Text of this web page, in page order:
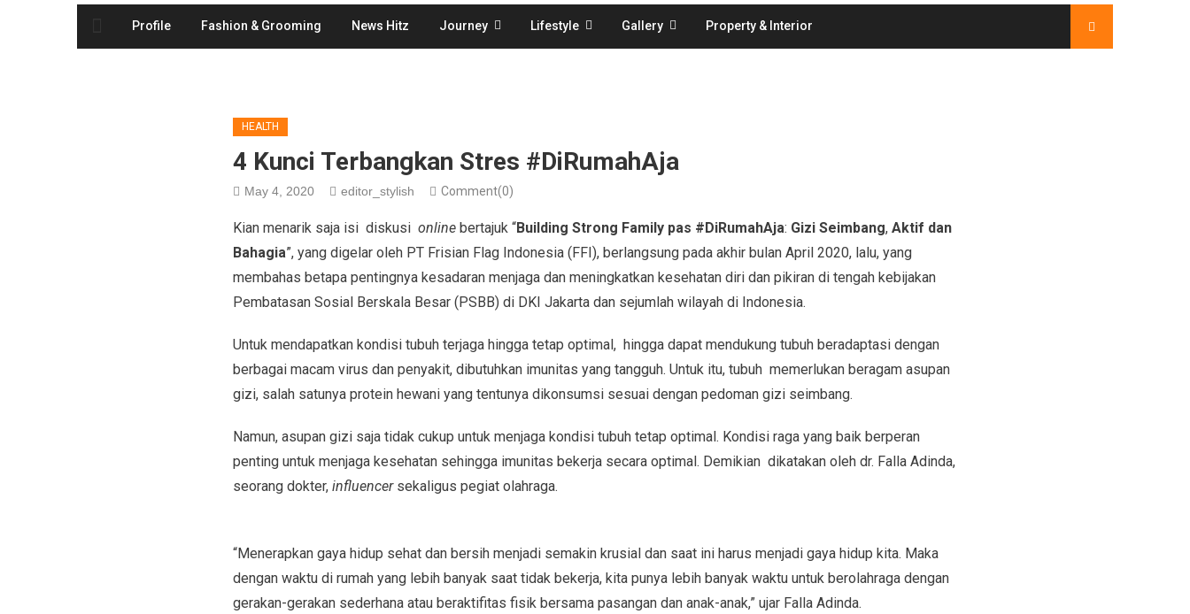
Profile Fashion & Grooming News Hitz Journey Lifestyle Gallery Property & Interior
HEALTH
4 Kunci Terbangkan Stres #DiRumahAja
May 4, 2020 editor_stylish Comment(0)
Kian menarik saja isi diskusi online bertajuk “Building Strong Family pas #DiRumahAja: Gizi Seimbang, Aktif dan
Bahagia”, yang digelar oleh PT Frisian Flag Indonesia (FFI), berlangsung pada akhir bulan April 2020, lalu, yang
membahas betapa pentingnya kesadaran menjaga dan meningkatkan kesehatan diri dan pikiran di tengah kebijakan
Pembatasan Sosial Berskala Besar (PSBB) di DKI Jakarta dan sejumlah wilayah di Indonesia.
Untuk mendapatkan kondisi tubuh terjaga hingga tetap optimal, hingga dapat mendukung tubuh beradaptasi dengan
berbagai macam virus dan penyakit, dibutuhkan imunitas yang tangguh. Untuk itu, tubuh memerlukan beragam asupan
gizi, salah satunya protein hewani yang tentunya dikonsumsi sesuai dengan pedoman gizi seimbang.
Namun, asupan gizi saja tidak cukup untuk menjaga kondisi tubuh tetap optimal. Kondisi raga yang baik berperan
penting untuk menjaga kesehatan sehingga imunitas bekerja secara optimal. Demikian dikatakan oleh dr. Falla Adinda,
seorang dokter, influencer sekaligus pegiat olahraga.
“Menerapkan gaya hidup sehat dan bersih menjadi semakin krusial dan saat ini harus menjadi gaya hidup kita. Maka
dengan waktu di rumah yang lebih banyak saat tidak bekerja, kita punya lebih banyak waktu untuk berolahraga dengan
gerakan-gerakan sederhana atau beraktifitas fisik bersama pasangan dan anak-anak,” ujar Falla Adinda.